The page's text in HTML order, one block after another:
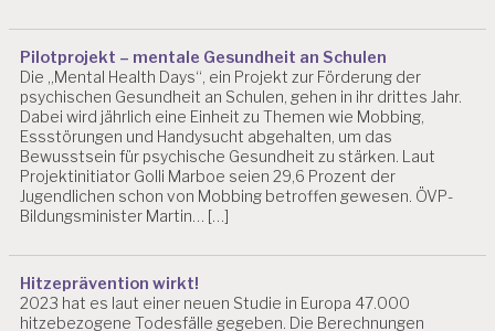
Pilotprojekt – mentale Gesundheit an Schulen
Die „Mental Health Days“, ein Projekt zur Förderung der
psychischen Gesundheit an Schulen, gehen in ihr drittes Jahr.
Dabei wird jährlich eine Einheit zu Themen wie Mobbing,
Essstörungen und Handysucht abgehalten, um das
Bewusstsein für psychische Gesundheit zu stärken. Laut
Projektinitiator Golli Marboe seien 29,6 Prozent der
Jugendlichen schon von Mobbing betroffen gewesen. ÖVP-
Bildungsminister Martin… […]
Hitzeprävention wirkt!
2023 hat es laut einer neuen Studie in Europa 47.000
hitzebezogene Todesfälle gegeben. Die Berechnungen